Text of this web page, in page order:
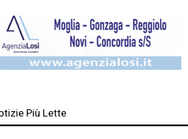
Più Lette